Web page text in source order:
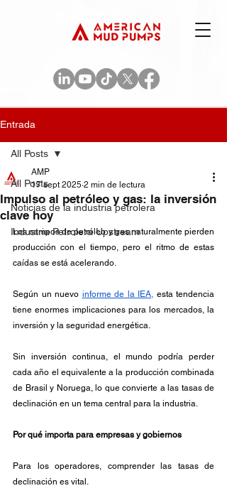
Entrada
All Posts
Noticias de la industria petrolera
Industria Petrolera Upstream
All Posts
Impulso al petróleo y gas: la inversión
clave hoy
AMP
17 sept 2025 2 min de lectura
Los campos de petróleo y gas naturalmente pierden
producción con el tiempo, pero el ritmo de estas
caídas se está acelerando.
Según un nuevo informe de la IEA, esta tendencia
tiene enormes implicaciones para los mercados, la
inversión y la seguridad energética.
Sin inversión continua, el mundo podría perder
cada año el equivalente a la producción combinada
de Brasil y Noruega, lo que convierte a las tasas de
declinación en un tema central para la industria.
Por qué importa para empresas y gobiernos
Para los operadores, comprender las tasas de
declinación es vital.